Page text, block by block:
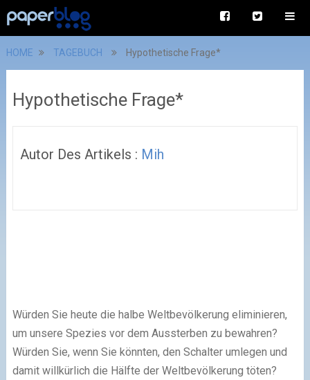
HOME TAGEBUCH Hypothetische Frage*
Hypothetische Frage*
Autor Des Artikels : Mih
Würden Sie heute die halbe Weltbevölkerung eliminieren,
um unsere Spezies vor dem Aussterben zu bewahren?
Würden Sie, wenn Sie könnten, den Schalter umlegen und
damit willkürlich die Hälfte der Weltbevölkerung töten?